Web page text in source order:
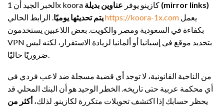
الخبر الجيد أن 1x koora كازينو يوفر عناوين بديلة (mirror links)
يتم تحديثها يوميًاhttps://koora-1x.com
بكفاءة في السعودية ومصر والكويت. بعض اللاعبين يستخدمون
VPN بتحديد موقع في إسبانيا أو ألمانيا لزيادة الاستقرار، لكنه ليس
من الناحية القانونية، لا توجد أي قضية مسجلة ضد لاعب فردي في
أي محكمة عربية حتى تاريخه. الخطر الوحيد هو أن البنك المحلي قد
يحظر حسابك إذا اكتشف تحويلات متكررة لكازينو. لذلك،أكثر من